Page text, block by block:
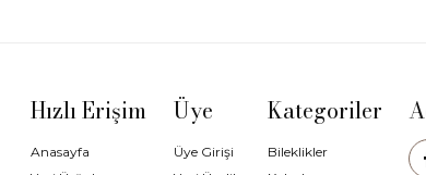
Hızlı Erişim
Anasayfa
Üye
Üye Girişi
Kategoriler
Bileklikler